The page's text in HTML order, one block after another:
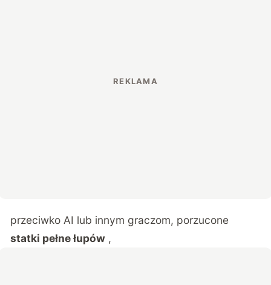
przeciwko AI lub innym graczom, porzucone
statki pełne łupów ,